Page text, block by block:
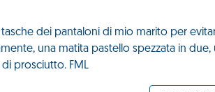
dei pantaloni di mio marito per
una matita pastello spezzata in
prosciutto. FML